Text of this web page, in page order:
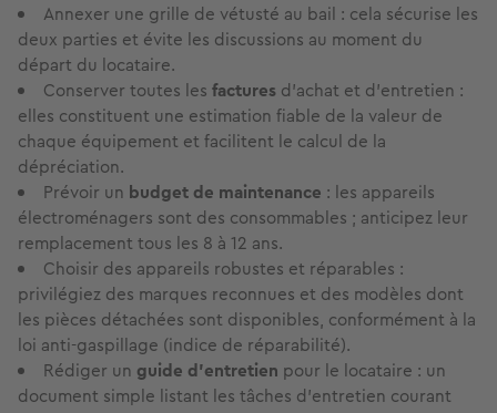
Annexer une grille de vétusté au bail : cela sécurise les
deux parties et évite les discussions au moment du
départ du locataire.
Conserver toutes les factures d'achat et d'entretien :
elles constituent une estimation fiable de la valeur de
chaque équipement et facilitent le calcul de la
dépréciation.
Prévoir un budget de maintenance : les appareils
électroménagers sont des consommables ; anticipez leur
remplacement tous les 8 à 12 ans.
Choisir des appareils robustes et réparables :
privilégiez des marques reconnues et des modèles dont
les pièces détachées sont disponibles, conformément à la
loi anti-gaspillage (indice de réparabilité).
Rédiger un guide d'entretien pour le locataire : un
document simple listant les tâches d'entretien courant